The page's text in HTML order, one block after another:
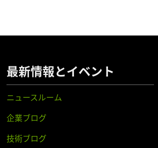
最新情報とイベント
ニュースルーム
企業ブログ
技術ブログ